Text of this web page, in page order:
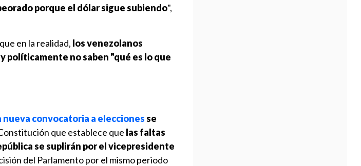
porque el dólar sigue subiendo",
en la realidad, los venezolanos
políticamente no saben "qué es lo que
nueva convocatoria a eleccionesse
que establece que las faltas
se suplirán por el vicepresidente
del Parlamento por el mismo periodo